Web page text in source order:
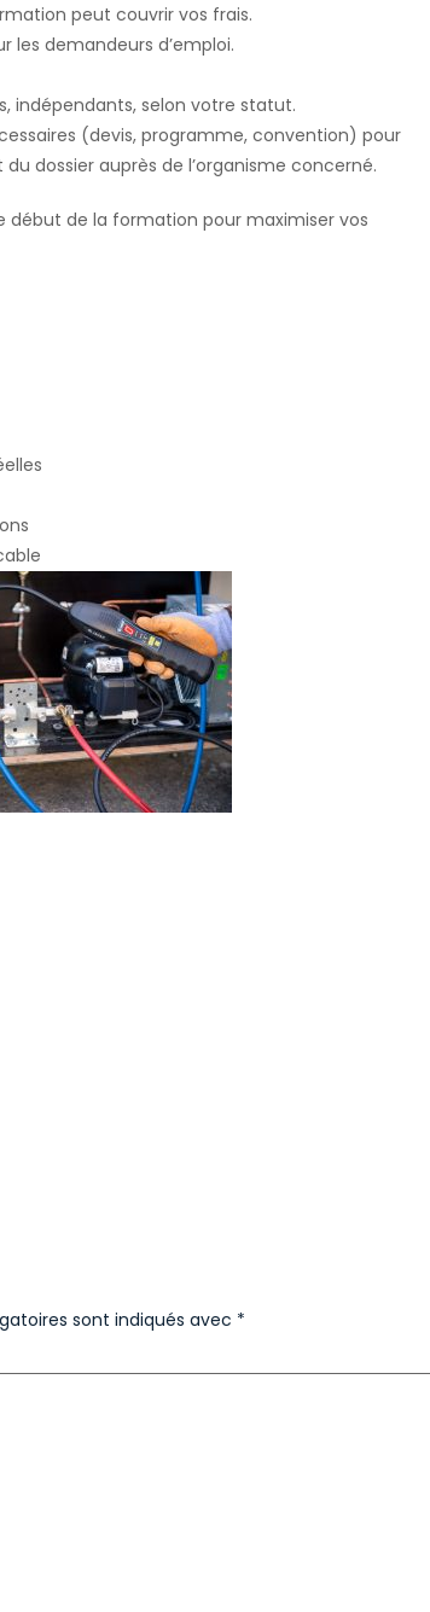
peut couvrir vos frais.
les demandeurs d’emploi.
indépendants, selon votre statut.
(devis, programme, convention) pour
dossier auprès de l’organisme concerné.
début de la formation pour maximiser vos
sont indiqués avec *